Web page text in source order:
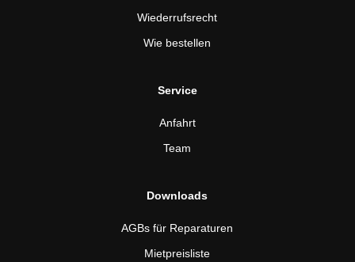
Wiederrufsrecht
Wie bestellen
Service
Anfahrt
Team
Downloads
AGBs für Reparaturen
Mietpreisliste